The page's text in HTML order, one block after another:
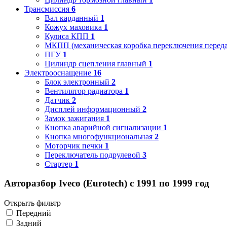
Трансмиссия 6
Вал карданный 1
Кожух маховика 1
Кулиса КПП 1
МКПП (механическая коробка переключения
ПГУ 1
Цилиндр сцепления главный 1
Электрооснащение 16
Блок электронный 2
Вентилятор радиатора 1
Датчик 2
Дисплей информационный 2
Замок зажигания 1
Кнопка аварийной сигнализации 1
Кнопка многофункциональная 2
Моторчик печки 1
Переключатель подрулевой 3
Стартер 1
Авторазбор Iveco (Eurotech) с 1991 по 1999 год
Открыть фильтр
Передний
Задний